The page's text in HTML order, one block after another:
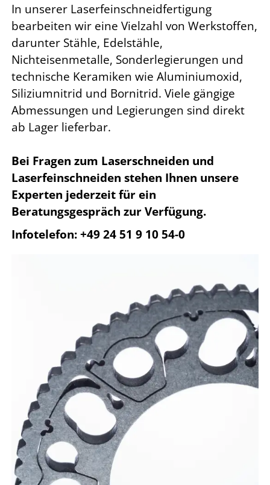
In unserer Laserfeinschneidfertigung
bearbeiten wir eine Vielzahl von Werkstoffen,
darunter Stähle, Edelstähle,
Nichteisenmetalle, Sonderlegierungen und
technische Keramiken wie Aluminiumoxid,
Siliziumnitrid und Bornitrid. Viele gängige
Abmessungen und Legierungen sind direkt
ab Lager lieferbar.
Bei Fragen zum Laserschneiden und
Laserfeinschneiden stehen Ihnen unsere
Experten jederzeit für ein
Beratungsgespräch zur Verfügung.
Infotelefon: +49 24 51 9 10 54-0